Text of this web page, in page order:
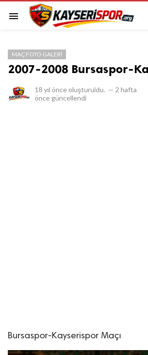
menu
MAÇ FOTO GALERI
2007-2008 Bursaspor-
18 yıl önce oluşturuldu. — 2 hafta
önce güncellendi
Bursaspor-Kayserispor Maçı